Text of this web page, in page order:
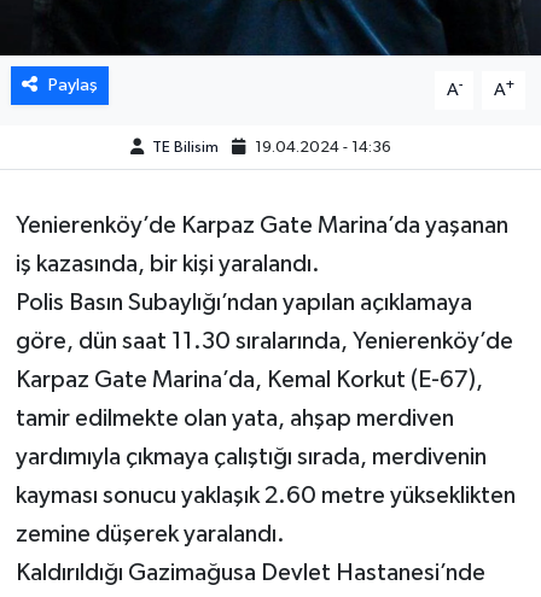
Paylaş A- A+
TE Bilisim 19.04.2024 - 14:36
Yenierenköy’de Karpaz Gate Marina’da yaşanan
iş kazasında, bir kişi yaralandı.
Polis Basın Subaylığı’ndan yapılan açıklamaya
göre, dün saat 11.30 sıralarında, Yenierenköy’de
Karpaz Gate Marina’da, Kemal Korkut (E-67),
tamir edilmekte olan yata, ahşap merdiven
yardımıyla çıkmaya çalıştığı sırada, merdivenin
kayması sonucu yaklaşık 2.60 metre yükseklikten
zemine düşerek yaralandı.
Kaldırıldığı Gazimağusa Devlet Hastanesi’nde